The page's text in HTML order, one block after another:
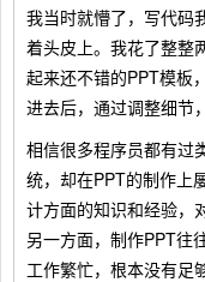
我当时就懵了，写代
着头皮上。我花了整整
起来还不错的PPT模板
进去后，通过调整细节
相信很多程序员都有过
统，却在PPT的制作上
计方面的知识和经验，
另一方面，制作PPT往
工作繁忙，根本没有足